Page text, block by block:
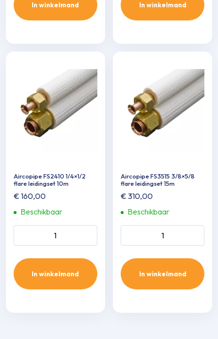
In winkelmand In winkelmand
Aircopipe FS2410 1/4×1/2
flare leidingset 10m
€ 160,00
Beschikbaar
Aircopipe FS2410 1/4x1/2
flare leidingset 10m aantal
In winkelmand
Aircopipe FS3515 3/8×5/8
flare leidingset 15m
€ 310,00
Beschikbaar
Aircopipe FS3515 3/8x5/8
flare leidingset 15m aantal
In winkelmand